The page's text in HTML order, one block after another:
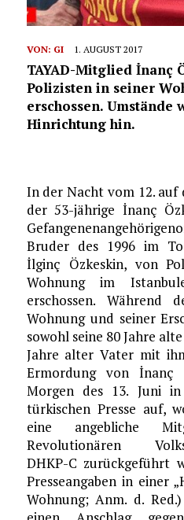
VON: GI 1. AUGUST 2017
TAYAD-Mitglied İnanç
Polizisten in seiner
erschossen. Umstände
Hinrichtung hin.
In der Nacht vom 12. auf
der 53-jährige İnanç
Bruder des 1996 im
İlginç Özkeskin, von
Wohnung im
erschossen. Während
Wohnung und seiner
sowohl seine 80 Jahre
Jahre alter Vater mit
Ermordung von İnanç
Morgen des 13. Juni
türkischen Presse auf,
eine angebliche
Revolutionären
DHKP-C zurückgeführt
Presseangaben in einer
Wohnung; Anm. d.